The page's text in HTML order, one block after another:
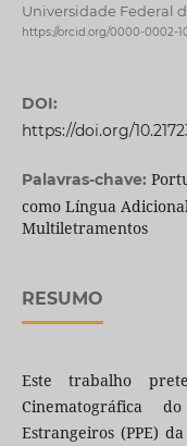
Universidade Federal
https://orcid.org/0000-0002-
DOI:
https://doi.org/
Palavras-chave:
como Língua
Multiletramentos
RESUMO
Este trabalho
Cinematográfica
Estrangeiros (PPE)